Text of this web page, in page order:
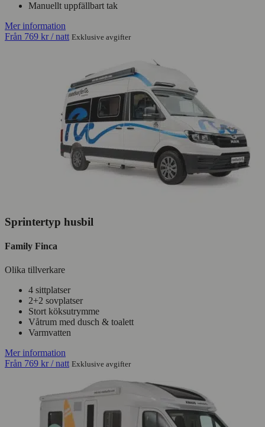
Manuellt uppfällbart tak
Mer information
Från 769 kr / natt Exklusive avgifter
Sprintertyp husbil
Family Finca
Olika tillverkare
4 sittplatser
2+2 sovplatser
Stort köksutrymme
Våtrum med dusch & toalett
Varmvatten
Mer information
Från 769 kr / natt Exklusive avgifter